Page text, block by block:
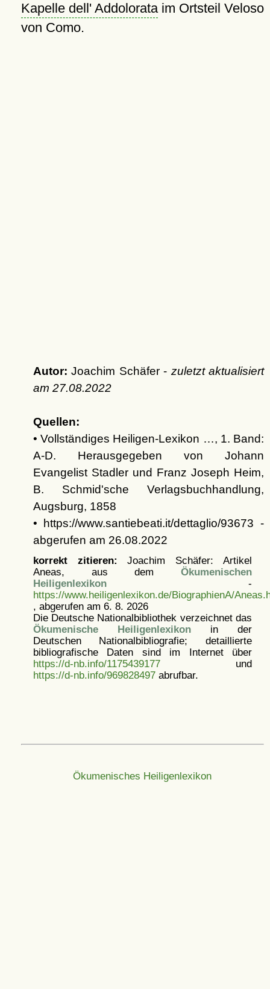
Kapelle dell' Addolorataim Ortsteil Veloso
von Como.
Autor: Joachim Schäfer - zuletzt aktualisiert
am 27.08.2022
Quellen:
• Vollständiges Heiligen-Lexikon …, 1. Band:
A-D. Herausgegeben von Johann
Evangelist Stadler und Franz Joseph Heim,
B. Schmid'sche Verlagsbuchhandlung,
Augsburg, 1858
• https://www.santiebeati.it/dettaglio/93673 -
abgerufen am 26.08.2022
korrekt zitieren: Joachim Schäfer: Artikel
Aneas, aus dem Ökumenischen
Heiligenlexikon-
https://www.heiligenlexikon.de/BiographienA/
, abgerufen am 6. 8. 2026
Die Deutsche Nationalbibliothek verzeichnet das
Ökumenische Heiligenlexikonin der
Deutschen Nationalbibliografie; detaillierte
bibliografische Daten sind im Internet über
https://d-nb.info/1175439177und
https://d-nb.info/969828497abrufbar.
Ökumenisches Heiligenlexikon